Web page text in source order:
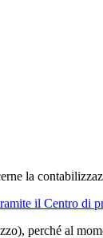
la
il Centro di
perché al